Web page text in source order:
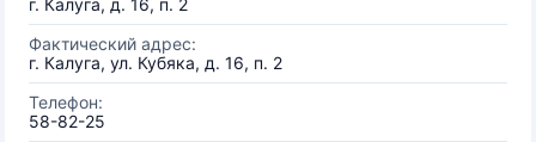
г. Калуга, д. 16, п. 2
Фактический адрес:
г. Калуга, ул. Кубяка, д. 16, п. 2
Телефон:
58-82-25